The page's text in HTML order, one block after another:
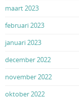
maart 2023
februari 2023
januari 2023
december 2022
november 2022
oktober 2022